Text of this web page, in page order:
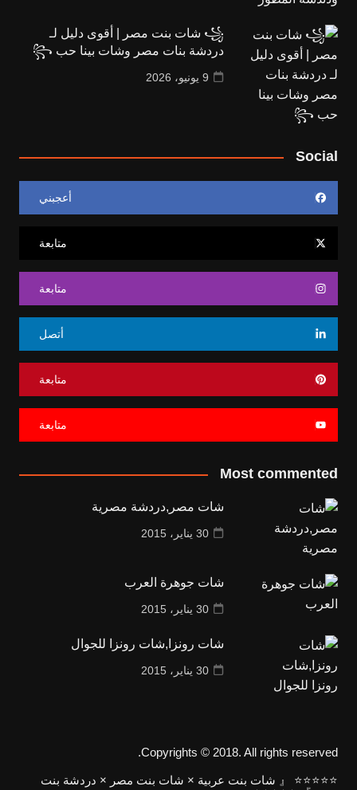
꧁ شات بنت مصر | أقوى دليل لـ
دردشة بنات مصر وشات بينا حب ꧂
9 يونيو، 2026
Social
أعجبني
متابعة
متابعة
أتصل
متابعة
متابعة
Most commented
شات مصر,دردشة مصرية
30 يناير، 2015
شات جوهرة العرب
30 يناير، 2015
شات رونزا,شات رونزا للجوال
30 يناير، 2015
Copyrights © 2018. All rights reserved.
⭐⭐⭐⭐⭐ 『 شات بنت عربية × شات بنت مصر × دردشة بنت